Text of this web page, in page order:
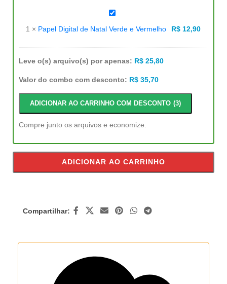
Papel
Digital
Natal
e
1 × Papel Digital de Natal Verde e Vermelho R$ 12,90
Leve o(s) arquivo(s) por apenas: R$ 25,80
Valor do combo com desconto: R$ 35,70
ADICIONAR AO CARRINHO COM DESCONTO 3
Compre junto os arquivos e economize.
ADICIONAR AO CARRINHO
Compartilhar: